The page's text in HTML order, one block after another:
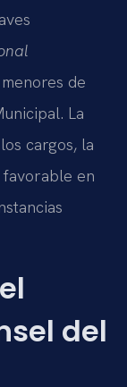
de
La
cargos, la
favorable en
del